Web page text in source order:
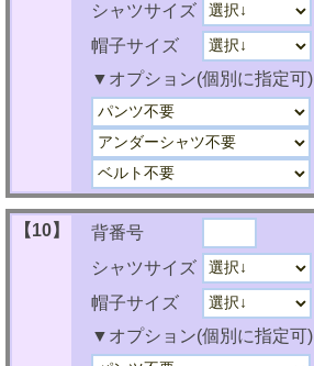
シャツサイズ
帽子サイズ
▼オプション(個別に指定可)
【10】
背番号
シャツサイズ
帽子サイズ
▼オプション(個別に指定可)